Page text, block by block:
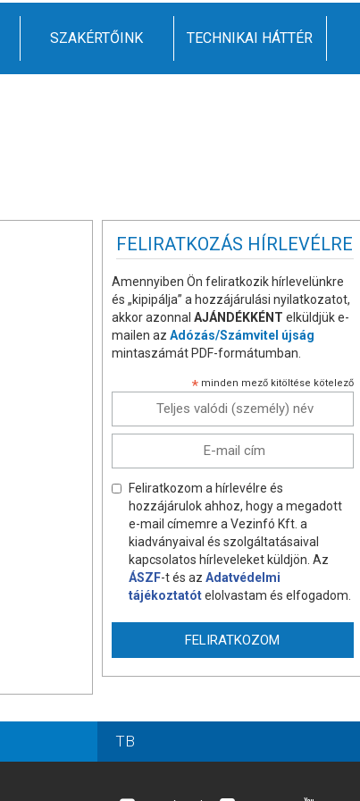
SZAKÉRTŐINK TECHNIKAI HÁTTÉR
FELIRATKOZÁS HÍRLEVÉLRE
Amennyiben Ön feliratkozik hírlevelünkre
és „kipipálja” a hozzájárulási nyilatkozatot,
akkor azonnal AJÁNDÉKKÉNT elküldjük e-
mailen az Adózás/Számvitel újság
mintaszámát PDF-formátumban.
*minden mező kitöltése kötelező
Feliratkozom a hírlevélre és
hozzájárulok ahhoz, hogy a megadott
e-mail címemre a Vezinfó Kft. a
kiadványaival és szolgáltatásaival
kapcsolatos hírleveleket küldjön. Az
ÁSZF-t és az Adatvédelmi
tájékoztatótelolvastam és elfogadom.
TB